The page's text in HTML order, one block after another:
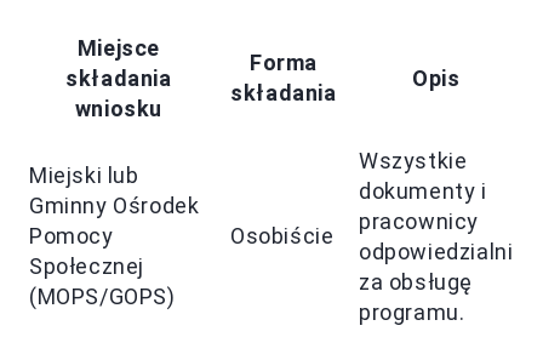
Miejsce
składania
wniosku
Forma
składania
Opis
Miejski lub
Gminny Ośrodek
Pomocy
Społecznej
(MOPS/GOPS)
Osobiście
Wszystkie
dokumenty i
pracownicy
odpowiedzialni
za obsługę
programu.